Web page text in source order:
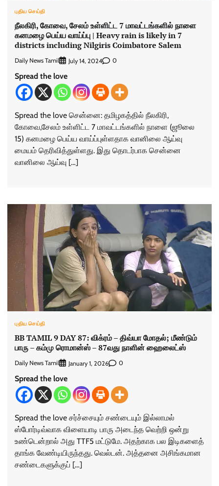
புதிய செய்தி
நீலகிரி, கோவை, சேலம் உள்ளிட்ட 7 மாவட்டங்களில் நாளை
கனமழை பெய்ய வாய்ப்பு | Heavy rain is likely in 7
districts including Nilgiris Coimbatore Salem
Daily News Tamil July 14, 2024 0
Spread the love
Spread the love சென்னை: தமிழகத்தில் நீலகிரி,
கோவை,சேலம் உள்ளிட்ட 7 மாவட்டங்களில் நாளை (ஜூலை
15) கனமழை பெய்ய வாய்ப்புள்ளதாக வானிலை ஆய்வு
மையம் தெரிவித்துள்ளது. இது தொடர்பாக சென்னை
வானிலை ஆய்வு […]
புதிய செய்தி
BB TAMIL 9 DAY 87: விக்ரம் – திவ்யா மோதல்; மீண்டும்
பாரு – கம்மு ரொமான்ஸ் – 87வது நாளின் ஹைலைட்ஸ்
Daily News Tamil January 1, 2026 0
Spread the love
Spread the love சர்ச்சையும் சண்டையும் இல்லாமல்
ஸ்போர்டிவ்வாக விளையாடி பாரு அடைந்த வெற்றி ஒன்று
உண்டென்றால் அது TTF5 மட்டுமே. அதற்காக பல இடிகளைத்
தாங்க வேண்டியிருந்தது. வெல்டன். அத்தனை அசிங்கமான
சண்டைகளுக்குப் […]